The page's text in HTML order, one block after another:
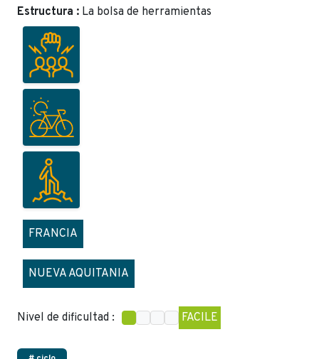
Estructura : La bolsa de herramientas
FRANCIA
NUEVA AQUITANIA
Nivel de dificultad : FACILE